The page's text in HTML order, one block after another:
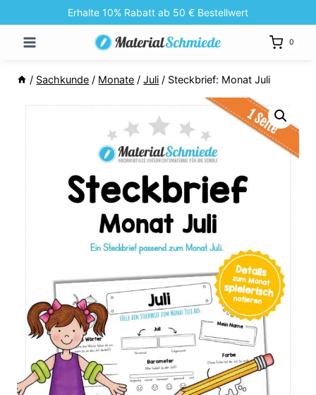
Inhalt
springen
Erhalte 10% Rabatt ab 50 € Bestellwert
0
/ Sachkunde / Monate / Juli / Steckbrief: Monat Juli